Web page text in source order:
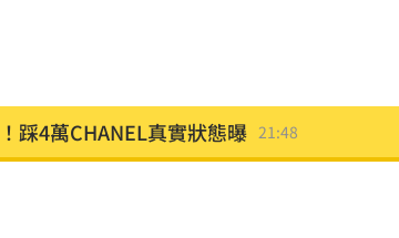
踩4萬CHANEL真實狀態曝
「技能包」驚豔全網
：NCC卡越久越多人受害